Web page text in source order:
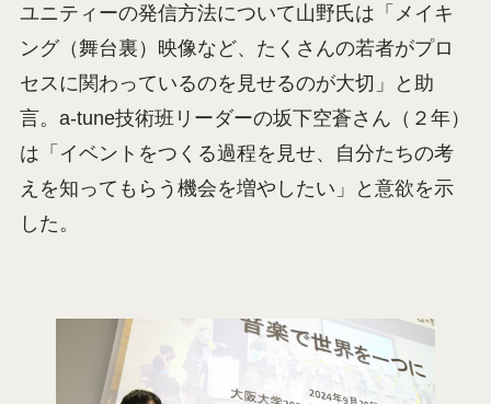
ユニティーの発信方法について山野氏は「メイキ
ング（舞台裏）映像など、たくさんの若者がプロ
セスに関わっているのを見せるのが大切」と助
言。a-tune技術班リーダーの坂下空蒼さん（２年）
は「イベントをつくる過程を見せ、自分たちの考
えを知ってもらう機会を増やしたい」と意欲を示
した。